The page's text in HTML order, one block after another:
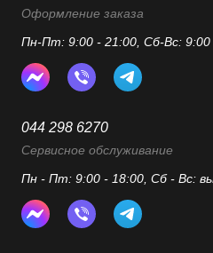
Оформление заказа
Пн-Пт: 9:00 - 21:00, Сб-Вс: 9:00
044 298 6270
Сервисное обслуживание
Пн - Пт: 9:00 - 18:00, Сб - Вс: